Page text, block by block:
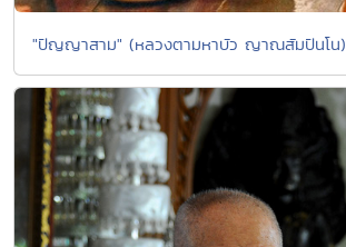
"ปัญญาสาม" (หลวงตามหาบัว ญาณสัมปันโน)